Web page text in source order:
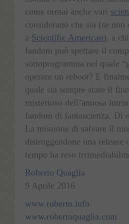
come ormai anche vari
considerano che sia (se non
a Scientific American), a
fandom può spettare il
sottoprogramma nel quale
operare un reboot? E
quale sia sempre stato il
misterioso dell’annosa
fandom di fantascienza. Di
La missione di salvare il
distruggendone una release
tempo ha reso
Roberto Quaglia
9 Aprile 2016
www.roberto.info
www.robertoquaglia.com